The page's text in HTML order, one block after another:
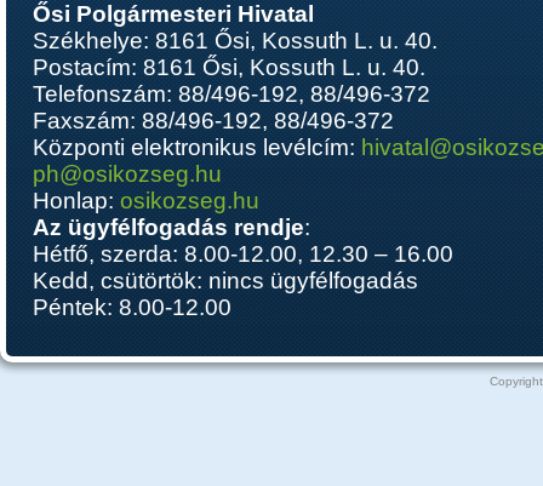
Ősi Polgármesteri Hivatal
Székhelye: 8161 Ősi, Kossuth L. u. 40.
Postacím: 8161 Ősi, Kossuth L. u. 40.
Telefonszám: 88/496-192, 88/496-372
Faxszám: 88/496-192, 88/496-372
Központi elektronikus levélcím:
ph@osikozseg.hu
Honlap:osikozseg.hu
Az ügyfélfogadás rendje:
Hétfő, szerda: 8.00-12.00, 12.30 – 16.00
Kedd, csütörtök: nincs ügyfélfogadás
Péntek: 8.00-12.00